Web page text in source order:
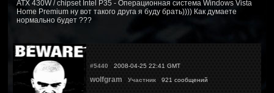
ATX 430W / chipset Intel P35 - Операционная система Windows Vista
Home Premium ну вот такого друга я буду брать)))) Как думаете
нормально будет ???
#5440 2008-04-25 22:41 GMT
wolfgram Участник 921 сообщений